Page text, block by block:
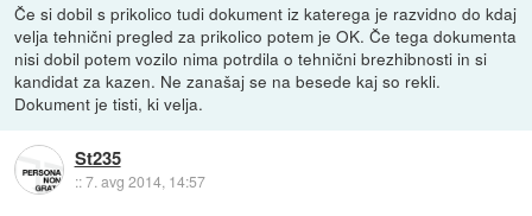
Če si dobil s prikolico tudi dokument iz katerega je razvidno do kdaj
velja tehnični pregled za prikolico potem je OK. Če tega dokumenta
nisi dobil potem vozilo nima potrdila o tehnični brezhibnosti in si
kandidat za kazen. Ne zanašaj se na besede kaj so rekli.
Dokument je tisti, ki velja.
St235
::7. avg 2014, 14:57